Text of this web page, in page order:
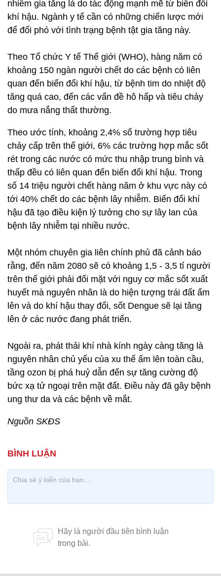
nhiễm gia tăng là do tác động mạnh mẽ từ biến đổi
khí hậu. Ngành y tế cần có những chiến lược mới
để đối phó với tình trạng bệnh tật gia tăng này.
Theo Tổ chức Y tế Thế giới (WHO), hàng năm có
khoảng 150 ngàn người chết do các bệnh có liên
quan đến biến đổi khí hậu, từ bệnh tim do nhiệt độ
tăng quá cao, đến các vấn đề hô hấp và tiêu chảy
do mưa nắng thất thường.
Theo ước tính, khoảng 2,4% số trường hợp tiêu
chảy cấp trên thế giới, 6% các trường hợp mắc sốt
rét trong các nước có mức thu nhập trung bình và
thấp đều có liên quan đến biến đổi khí hậu. Trong
số 14 triệu người chết hàng năm ở khu vực này có
tới 40% chết do các bệnh lây nhiễm. Biến đổi khí
hậu đã tạo điều kiện lý tưởng cho sự lây lan của
bệnh lây nhiễm tại nhiều nước.
Một nhóm chuyên gia liên chính phủ đã cảnh báo
rằng, đến năm 2080 sẽ có khoảng 1,5 - 3,5 tỉ người
trên thế giới phải đối mặt với nguy cơ mắc sốt xuất
huyết mà nguyên nhân là do hiện tượng trái đất ấm
lên và do khí hậu thay đổi, sốt Dengue sẽ lại tăng
lên ở các nước đang phát triển.
Ngoài ra, phát thải khí nhà kính ngày càng tăng là
nguyên nhân chủ yếu của xu thế ấm lên toàn cầu,
tầng ozon bị phá huỷ dẫn đến sự tăng cường độ
bức xạ tử ngoại trên mặt đất. Điều này đã gây bệnh
ung thư da và các bệnh về mắt.
Nguồn SKĐS